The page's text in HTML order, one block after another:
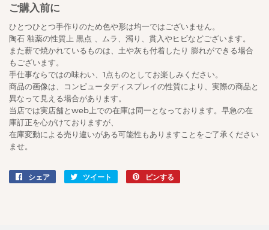
ご購入前に
ひとつひとつ手作りのため色や形は均一ではございません。
陶石 釉薬の性質上 黒点 、ムラ、濁り、貫入やヒビなどございます。
また薪で焼かれているものは、土や灰も付着したり 膨れができる場合
もございます。
手仕事ならではの味わい、1点ものとしてお楽しみください。
商品の画像は、コンピュータディスプレイの性質により、実際の商品と
異なって見える場合があります。
当店では実店舗とweb上での在庫は同一となっております。早急の在
庫訂正を心がけておりますが、
在庫変動による売り違いがある可能性もありますことをご了承ください
ませ。
シェア
Facebookツイート
Twitter
ピンする